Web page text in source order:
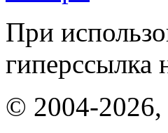
При
гиперссылка
© 2004-